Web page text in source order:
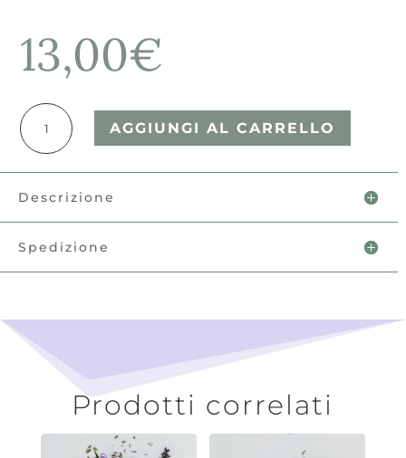
13,00€
Idrolato
di
Lavanda
-
100ml
AGGIUNGI AL CARRELLO
Descrizione
Spedizione
Prodotti correlati